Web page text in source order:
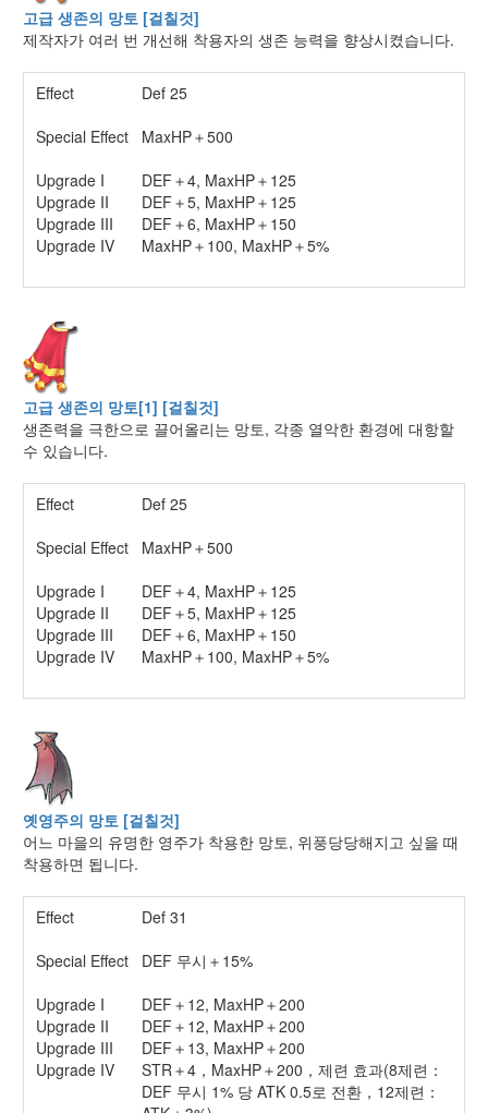
고급 생존의 망토 [걸칠것]
제작자가 여러 번 개선해 착용자의 생존 능력을 향상시켰습니다.
Effect
Def 25
Special Effect
MaxHP＋500
Upgrade I
DEF＋4, MaxHP＋125
Upgrade II
DEF＋5, MaxHP＋125
Upgrade III
DEF＋6, MaxHP＋150
Upgrade IV
MaxHP＋100, MaxHP＋5%
고급 생존의 망토[1] [걸칠것]
생존력을 극한으로 끌어올리는 망토, 각종 열악한 환경에 대항할
수 있습니다.
Effect
Def 25
Special Effect
MaxHP＋500
Upgrade I
DEF＋4, MaxHP＋125
Upgrade II
DEF＋5, MaxHP＋125
Upgrade III
DEF＋6, MaxHP＋150
Upgrade IV
MaxHP＋100, MaxHP＋5%
옛영주의 망토 [걸칠것]
어느 마을의 유명한 영주가 착용한 망토, 위풍당당해지고 싶을 때
착용하면 됩니다.
Effect
Def 31
Special Effect
DEF 무시＋15%
Upgrade I
DEF＋12, MaxHP＋200
Upgrade II
DEF＋12, MaxHP＋200
Upgrade III
DEF＋13, MaxHP＋200
Upgrade IV
STR＋4，MaxHP＋200，제련 효과(8제련：
DEF 무시 1% 당 ATK 0.5로 전환，12제련：